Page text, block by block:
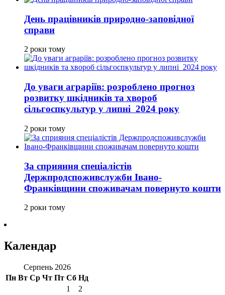
День працівників природно-заповідної
справи
2 роки тому
До уваги аграріїв: розроблено прогноз
розвитку шкідників та хвороб
сільгоспкультур у липні 2024 року
2 роки тому
За сприяння спеціалістів
Держпродспоживслужби Івано-
Франківщини споживачам повернуто кошти
2 роки тому
Календар
Серпень 2026
Пн Вт Ср Чт Пт Сб Нд
1
2